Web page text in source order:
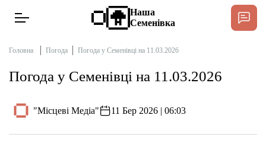
Наша
Семенівка
Головна Погода Погода у Семенівці на 11.03.2026
Погода у Семенівці на 11.03.2026
"Місцеві Медіа" 11 Бер 2026 | 06:03